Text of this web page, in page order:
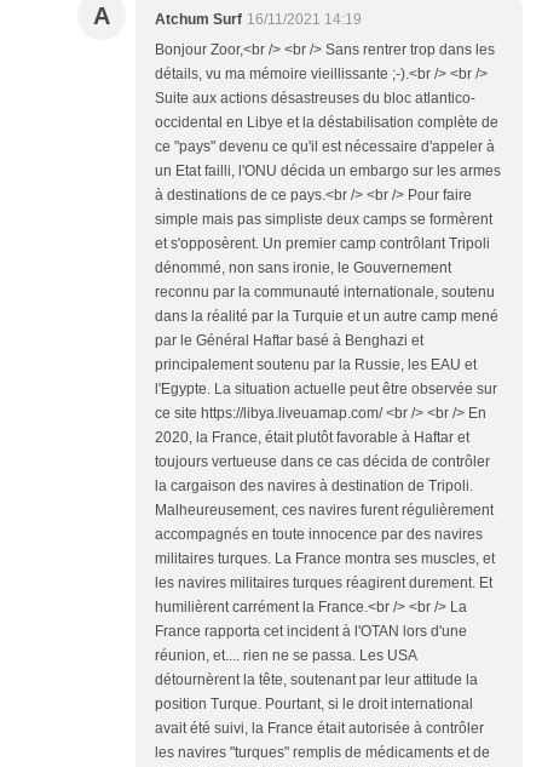
A Atchum Surf 16/11/2021 14:19
Bonjour Zoor,<br /> <br /> Sans rentrer trop dans les
détails, vu ma mémoire vieillissante ;-).<br /> <br />
Suite aux actions désastreuses du bloc atlantico-
occidental en Libye et la déstabilisation complète de
ce "pays" devenu ce qu'il est nécessaire d'appeler à
un Etat failli, l'ONU décida un embargo sur les armes
à destinations de ce pays.<br /> <br /> Pour faire
simple mais pas simpliste deux camps se formèrent
et s'opposèrent. Un premier camp contrôlant Tripoli
dénommé, non sans ironie, le Gouvernement
reconnu par la communauté internationale, soutenu
dans la réalité par la Turquie et un autre camp mené
par le Général Haftar basé à Benghazi et
principalement soutenu par la Russie, les EAU et
l'Egypte. La situation actuelle peut être observée sur
ce site https://libya.liveuamap.com/ <br /> <br /> En
2020, la France, était plutôt favorable à Haftar et
toujours vertueuse dans ce cas décida de contrôler
la cargaison des navires à destination de Tripoli.
Malheureusement, ces navires furent régulièrement
accompagnés en toute innocence par des navires
militaires turques. La France montra ses muscles, et
les navires militaires turques réagirent durement. Et
humilièrent carrément la France.<br /> <br /> La
France rapporta cet incident à l'OTAN lors d'une
réunion, et.... rien ne se passa. Les USA
détournèrent la tête, soutenant par leur attitude la
position Turque. Pourtant, si le droit international
avait été suivi, la France était autorisée à contrôler
les navires "turques" remplis de médicaments et de